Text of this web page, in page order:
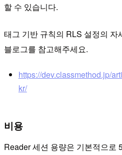
할 수 있습니다.
태그 기반 규칙의 RLS 설정의 자
블로그를 참고해주세요.
https://dev.classmethod.jp/
kr/
비용
Reader 세션 용량은 기본적으로